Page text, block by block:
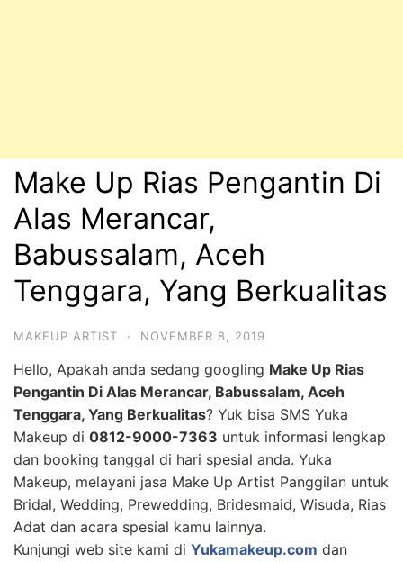
Make Up Rias Pengantin Di
Alas Merancar,
Babussalam, Aceh
Tenggara, Yang Berkualitas
MAKEUP ARTIST · NOVEMBER 8, 2019
Hello, Apakah anda sedang googling Make Up Rias
Pengantin Di Alas Merancar, Babussalam, Aceh
Tenggara, Yang Berkualitas? Yuk bisa SMS Yuka
Makeup di 0812-9000-7363 untuk informasi lengkap
dan booking tanggal di hari spesial anda. Yuka
Makeup, melayani jasa Make Up Artist Panggilan untuk
Bridal, Wedding, Prewedding, Bridesmaid, Wisuda, Rias
Adat dan acara spesial kamu lainnya.
Kunjungi web site kami di Yukamakeup.com dan